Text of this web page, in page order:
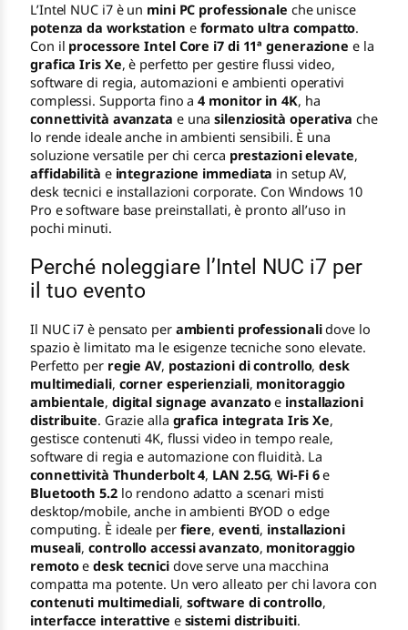
L’Intel NUC i7 è un mini PC professionale che unisce
potenza da workstation e formato ultra compatto.
Con il processore Intel Core i7 di 11ª generazione e la
grafica Iris Xe, è perfetto per gestire flussi video,
software di regia, automazioni e ambienti operativi
complessi. Supporta fino a4 monitor in 4K, ha
connettività avanzata e unasilenziosità operativa che
lo rende ideale anche in ambienti sensibili. È una
soluzione versatile per chi cerca prestazioni elevate,
affidabilità e integrazione immediata in setup AV,
desk tecnici e installazioni corporate. Con Windows 10
Pro e software base preinstallati, è pronto all’uso in
pochi minuti.
Perché noleggiare l’Intel NUC i7 per
il tuo evento
Il NUC i7 è pensato per ambienti professionalidove lo
spazio è limitato ma le esigenze tecniche sono elevate.
Perfetto per regie AV, postazioni di controllo,desk
multimediali, corner esperienziali, monitoraggio
ambientale, digital signage avanzatoe installazioni
distribuite. Grazie alla grafica integrata Iris Xe,
gestisce contenuti 4K, flussi video in tempo reale,
software di regia e automazione con fluidità. La
connettività Thunderbolt 4, LAN 2.5G,Wi-Fi 6e
Bluetooth 5.2lo rendono adatto a scenari misti
desktop/mobile, anche in ambienti BYOD o edge
computing. È ideale per fiere, eventi, installazioni
museali,controllo accessi avanzato, monitoraggio
remotoedesk tecnicidove serve una macchina
compatta ma potente. Un vero alleato per chi lavora con
contenuti multimediali, software di controllo,
interfacce interattive e sistemi distribuiti.